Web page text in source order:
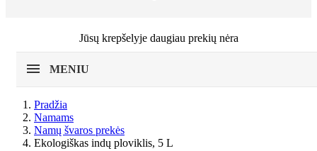
Jūsų krepšelyje daugiau prekių nėra
MENIU
Pradžia
Namams
Namų švaros prekės
Ekologiškas indų ploviklis, 5 L